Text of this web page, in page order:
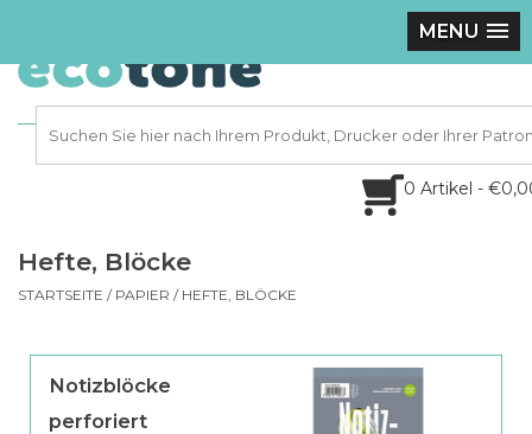
MENU
0 Artikel -
Hefte, Blöcke
STARTSEITE / PAPIER / HEFTE, BLÖCKE
Notizblöcke
perforiert